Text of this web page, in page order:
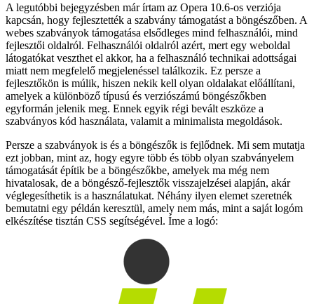
A legutóbbi bejegyzésben már írtam az Opera 10.6-os verziója
kapcsán, hogy fejlesztették a szabvány támogatást a böngészőben. A
webes szabványok támogatása elsődleges mind felhasználói, mind
fejlesztői oldalról. Felhasználói oldalról azért, mert egy weboldal
látogatókat veszthet el akkor, ha a felhasználó technikai adottságai
miatt nem megfelelő megjelenéssel találkozik. Ez persze a
fejlesztőkön is múlik, hiszen nekik kell olyan oldalakat előállítani,
amelyek a különböző típusú és verziószámú böngészőkben
egyformán jelenik meg. Ennek egyik régi bevált eszköze a
szabványos kód használata, valamit a minimalista megoldások.
Persze a szabványok is és a böngészők is fejlődnek. Mi sem mutatja
ezt jobban, mint az, hogy egyre több és több olyan szabványelem
támogatását építik be a böngészőkbe, amelyek ma még nem
hivatalosak, de a böngésző-fejlesztők visszajelzései alapján, akár
véglegesíthetik is a használatukat. Néhány ilyen elemet szeretnék
bemutatni egy példán keresztül, amely nem más, mint a saját logóm
elkészítése tisztán CSS segítségével. Íme a logó: